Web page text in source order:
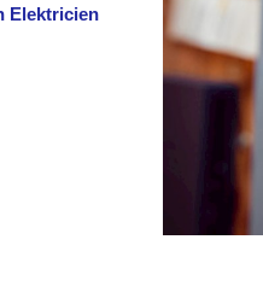
Elektricien